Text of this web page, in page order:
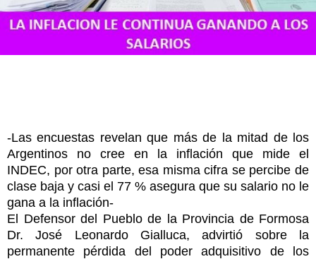
-Las encuestas revelan que más de la mitad de los
Argentinos no cree en la inflación que mide el
INDEC, por otra parte, esa misma cifra se percibe de
clase baja y casi el 77 % asegura que su salario no le
gana a la inflación-
El Defensor del Pueblo de la Provincia de Formosa
Dr. José Leonardo Gialluca, advirtió sobre la
permanente pérdida del poder adquisitivo de los